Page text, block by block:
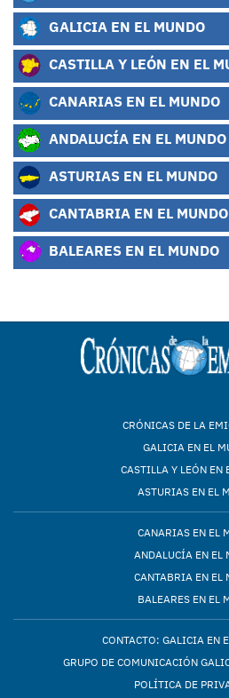
GALICIA EN EL MUNDO
CASTILLA Y LEÓN EN EL
CANARIAS EN EL MUNDO
ANDALUCÍA EN EL MUNDO
ASTURIAS EN EL MUNDO
CANTABRIA EN EL MUNDO
BALEARES EN EL MUNDO
CRÓNICAS DE LA
GALICIA EN EL
CASTILLA Y LEÓN EN
ASTURIAS EN EL
CANARIAS EN EL
ANDALUCÍA EN EL
CANTABRIA EN EL
BALEARES EN EL
CONTACTO: GALICIA EN
GRUPO DE COMUNICACIÓN
POLÍTICA DE